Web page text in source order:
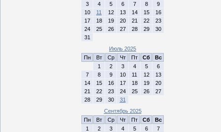
3
4 5 6 7 8
9
10
11 12 13 14 15
16
17
18 19 20 21 22
23
24
25 26 27 28 29
30
31
Июль 2025
Пн
Вт Ср Чт Пт Сб
Вс
1
2 3 4 5
6
7
8 9 10 11 12
13
14
15 16 17 18 19
20
21
22 23 24 25 26
27
28
29 30
31
Сентябрь 2025
Пн
Вт Ср Чт Пт Сб
Вс
1
2 3 4 5 6
7